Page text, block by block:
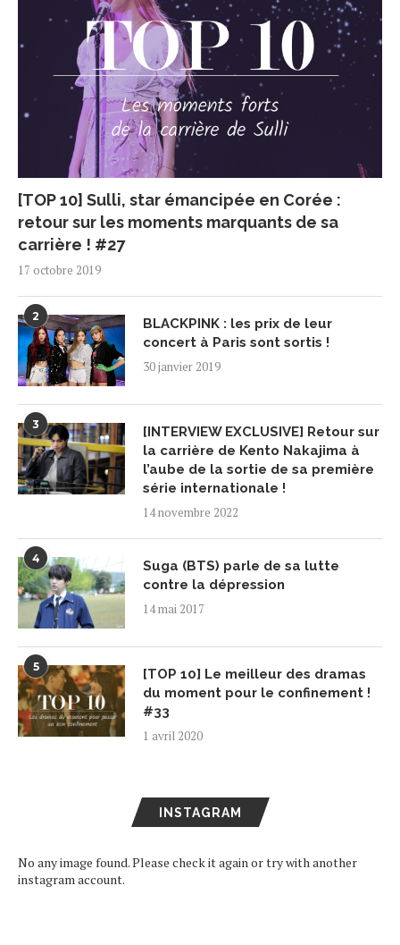
[TOP 10] Sulli, star émancipée en Corée :
retour sur les moments marquants de sa
carrière ! #27
17 octobre 2019
2
BLACKPINK : les prix de leur
concert à Paris sont sortis !
30 janvier 2019
3
[INTERVIEW EXCLUSIVE] Retour sur
la carrière de Kento Nakajima à
l’aube de la sortie de sa première
série internationale !
14 novembre 2022
4
Suga (BTS) parle de sa lutte
contre la dépression
14 mai 2017
5
[TOP 10] Le meilleur des dramas
du moment pour le confinement !
#33
1 avril 2020
INSTAGRAM
No any image found. Please check it again or try with another
instagram account.